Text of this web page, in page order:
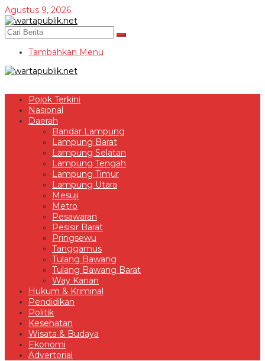
Lewati
ke
konten
Agustus 9, 2026
Tambahkan Menu
Pojok Terkini
Nasional
Daerah
Bandar Lampung
Lampung Barat
Lampung Selatan
Lampung Tengah
Lampung Timur
Lampung Utara
Mesuji
Metro
Pesawaran
Pesisir Barat
Pringsewu
Tanggamus
Tulang Bawang
Tulang Bawang Barat
Way Kanan
Hukum & Kriminal
Pendidikan
Politik
Kesehatan
Wisata & Budaya
Ekonomi
Advertorial